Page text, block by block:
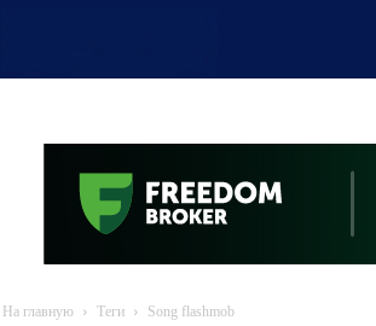
На главную Теги Song flashmob